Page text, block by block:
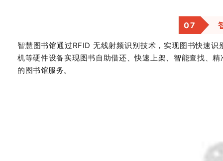
07
智慧图书馆通过RFID 无线射频识别技术，实现图书快速
机等硬件设备实现图书自助借还、快速上架、智能查找、
的图书馆服务。